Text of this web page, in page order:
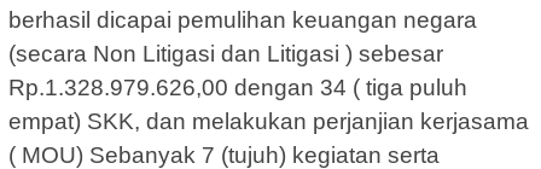
berhasil dicapai pemulihan keuangan negara
(secara Non Litigasi dan Litigasi ) sebesar
Rp.1.328.979.626,00 dengan 34 ( tiga puluh
empat) SKK, dan melakukan perjanjian kerjasama
( MOU) Sebanyak 7 (tujuh) kegiatan serta